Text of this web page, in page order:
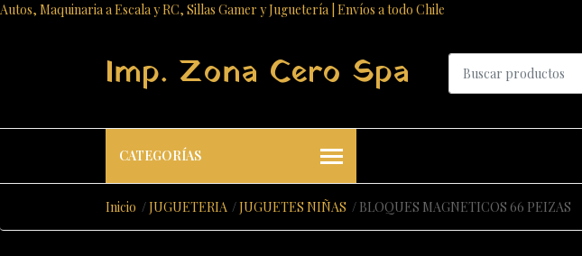
Autos, Maquinaria a Escala y RC, Sillas Gamer y Juguetería | Envíos a todo Chile
Imp. Zona Cero Spa
CATEGORÍAS
Inicio JUGUETERIA JUGUETES NIÑAS BLOQUES MAGNETICOS 66 PEIZAS